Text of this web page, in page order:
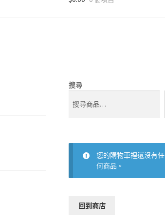
搜尋
您的購物車裡還沒有任
何商品。
回到商店